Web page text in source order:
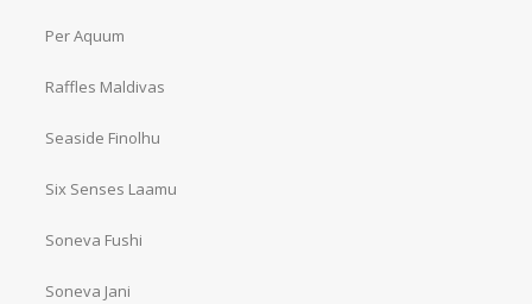
Per Aquum
Raffles Maldivas
Seaside Finolhu
Six Senses Laamu
Soneva Fushi
Soneva Jani